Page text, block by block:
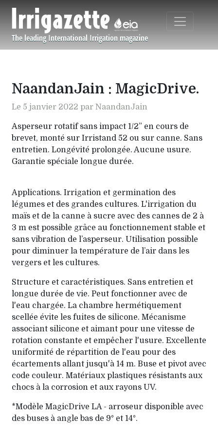
The leading International Irrigation magazine
Navigation principale
NaandanJain : MagicDrive.
Le 5 janvier 2022 par NaandanJain
Asperseur rotatif sans impact 1/2” en cours de
brevet, monté sur Irristand 52 ou sur canne. Sans
entretien. Longévité prolongée. Aucune usure.
Garantie spéciale longue durée.
Applications. Irrigation et germination des
légumes et des grandes cultures. L'irrigation du
maïs et de la canne à sucre avec des cannes de 2 à
3 m est possible grâce au fonctionnement stable et
sans vibration de l’asperseur. Utilisation possible
pour diminuer la température de l’air dans les
vergers et les cultures.
Structure et caractéristiques. Sans entretien et
longue durée de vie. Peut fonctionner avec de
l'eau chargée. La chambre hermétiquement
scellée évite les fuites de silicone. Mécanisme
associant silicone et aimant pour une vitesse de
rotation constante et empêcher l'usure. Excellente
uniformité de répartition de l'eau pour des
écartements allant jusqu'à 14 m. Buse et pivot avec
code couleur. Matériaux plastiques résistants aux
chocs à la corrosion et aux rayons UV.
*Modèle MagicDrive LA - arroseur disponible avec
des buses à angle bas de 9° et 14°.